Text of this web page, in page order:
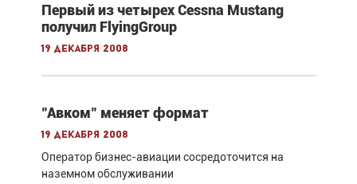
Первый из четырех Cessna Mustang
получил FlyingGroup
19 декабря 2008
"Авком" меняет формат
19 декабря 2008
Оператор бизнес-авиации сосредоточится на
наземном обслуживании